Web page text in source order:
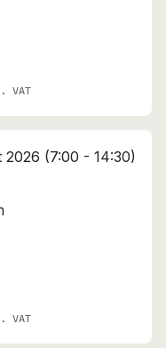
VAT
2026 (7:00 - 14:30)
VAT